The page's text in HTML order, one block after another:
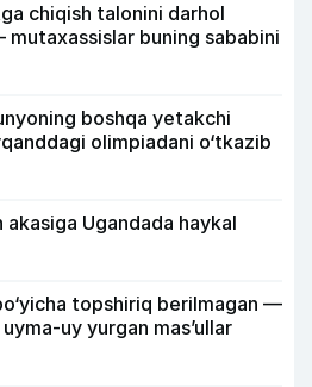
chiqish talonini darhol
buning sababini
boshqa yetakchi
olimpiadani o‘tkazib
akasiga Ugandada haykal
topshiriq berilmagan —
uy yurgan mas’ullar